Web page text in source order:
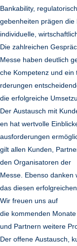
Bankability,
gebenheiten prägen
individuelle,
Die zahlreichen
Messe haben deutlich
che Kompetenz und ein
rderungen
die erfolgreiche
Der Austausch mit
en hat wertvolle
ausforderungen
gilt allen Kunden,
den Organisatoren der
Messe. Ebenso danken
das diesen
Wir freuen uns auf
die kommenden
und Partnern weitere
Der offene Austausch,